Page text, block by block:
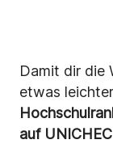
Damit dir die
etwas
auf